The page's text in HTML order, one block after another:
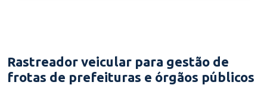
Rastreador veicular para gestão de
frotas de prefeituras e órgãos públicos